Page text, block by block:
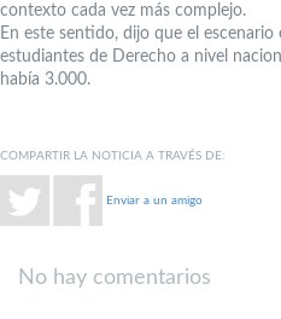
contexto cada vez más complejo.
En este sentido, dijo que el
estudiantes de Derecho a nivel
había 3.000.
COMPARTIR LA NOTICIA A TRAVÉS DE:
Enviar a un amigo
No hay comentarios